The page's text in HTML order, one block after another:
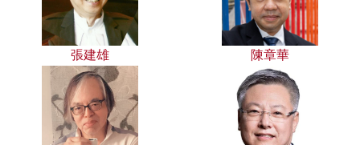
張建雄 陳章華